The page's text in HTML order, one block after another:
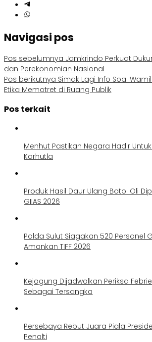
Navigasi pos
Pos sebelumnya Jamkrindo Perkuat
dan Perekonomian Nasional
Pos berikutnya Simak Lagi Info Soal
Etika Memotret di Ruang Publik
Pos terkait
Menhut Pastikan Negara Hadir
Karhutla
Produk Hasil Daur Ulang Botol Oli
GIIAS 2026
Polda Sulut Siagakan 520 Personel
Amankan TIFF 2026
Kejagung Dijadwalkan Periksa
Sebagai Tersangka
Persebaya Rebut Juara Piala
Penalti